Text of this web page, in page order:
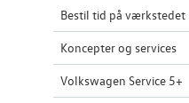
Bestil tid på værkstedet
Koncepter og services
Volkswagen Service 5+